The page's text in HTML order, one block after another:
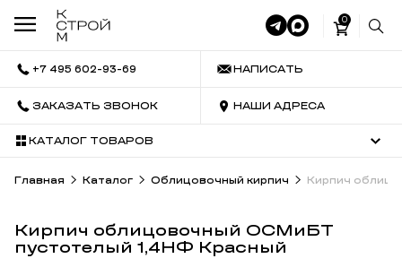
0
+7 495 602-93-69 НАПИСАТЬ
ЗАКАЗАТЬ ЗВОНОК НАШИ АДРЕСА
КАТАЛОГ ТОВАРОВ
Главная Каталог Облицовочный кирпич Кирпич
Кирпич облицовочный ОСМиБТ
пустотелый 1,4НФ Красный